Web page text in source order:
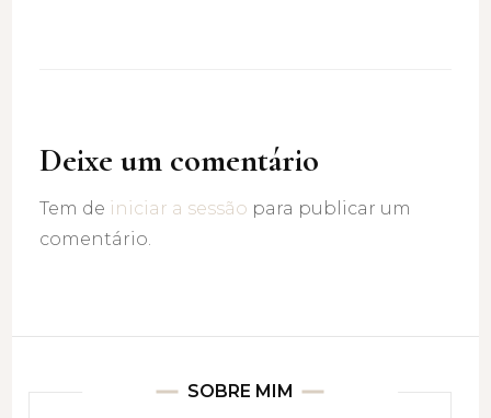
Deixe um comentário
Tem de iniciar a sessão para publicar um
comentário.
SOBRE MIM